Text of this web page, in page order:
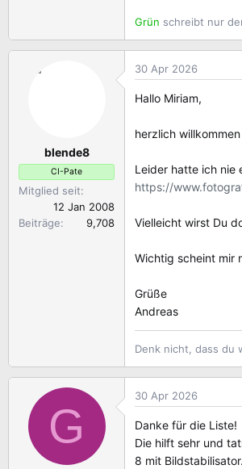
Grün schreibt nur
blende8
CI-Pate
Mitglied seit
12 Jan 2008
Beiträge
9,708
30 Apr 2026
Hallo Miriam,
herzlich
Leider hatte ich nie
https://
Vielleicht wirst Du
Wichtig scheint mir
Grüße
Andreas
Denk nicht, dass du
G
30 Apr 2026
Danke für die Liste!
Die hilft sehr und
8 mit